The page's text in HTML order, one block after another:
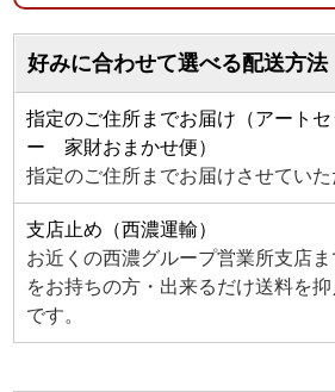
好みに合わせて選べる配送方法
指定のご住所までお届け（アート
ー 家財おまかせ便）
指定のご住所までお届けさせていた
支店止め（西濃運輸）
お近くの西濃グループ営業所支店
をお持ちの方・出来るだけ送料を
です。